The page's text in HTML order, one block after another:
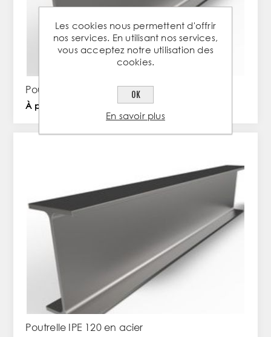
Poutrelle IPE 100 en acier
À partir de 16,35 € TTC / PC
Poutrelle IPE 120 en acier
Les cookies nous permettent d'offrir
nos services. En utilisant nos services,
vous acceptez notre utilisation des
cookies.
OK
En savoir plus